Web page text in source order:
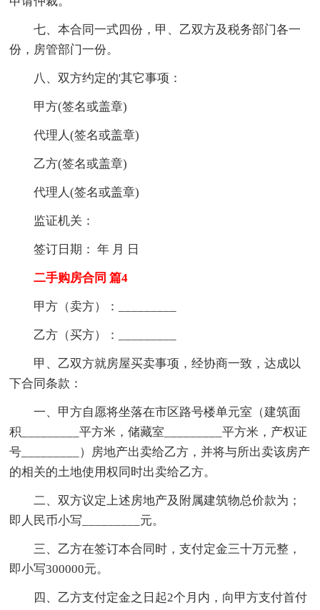
七、本合同一式四份，甲、乙双方及税务部门各一
份，房管部门一份。
八、双方约定的'其它事项：
甲方(签名或盖章)
代理人(签名或盖章)
乙方(签名或盖章)
代理人(签名或盖章)
监证机关：
签订日期： 年 月 日
二手购房合同 篇4
甲方（卖方）：_________
乙方（买方）：_________
甲、乙双方就房屋买卖事项，经协商一致，达成以
下合同条款：
一、甲方自愿将坐落在市区路号楼单元室（建筑面
积_________平方米，储藏室_________平方米，产权证
号_________）房地产出卖给乙方，并将与所出卖该房产
的相关的土地使用权同时出卖给乙方。
二、双方议定上述房地产及附属建筑物总价款为；
即人民币小写_________元。
三、乙方在签订本合同时，支付定金三十万元整，
即小写300000元。
四、乙方支付定金之日起2个月内，向甲方支付首付